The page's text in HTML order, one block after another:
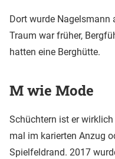
Dort wurde Nagelsmann
Traum war früher,
hatten eine Berghütte.
M wie Mode
Schüchtern ist er
mal im karierten Anzug
Spielfeldrand. 2017